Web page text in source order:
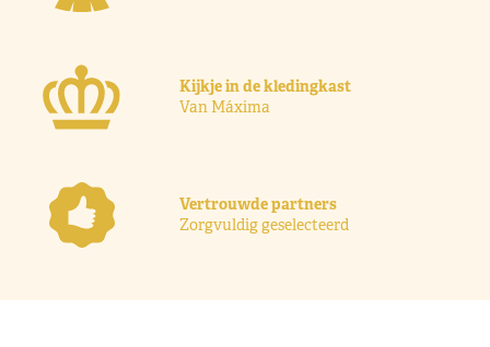
Kijkje in de kledingkast
Van Máxima
Vertrouwde partners
Zorgvuldig geselecteerd